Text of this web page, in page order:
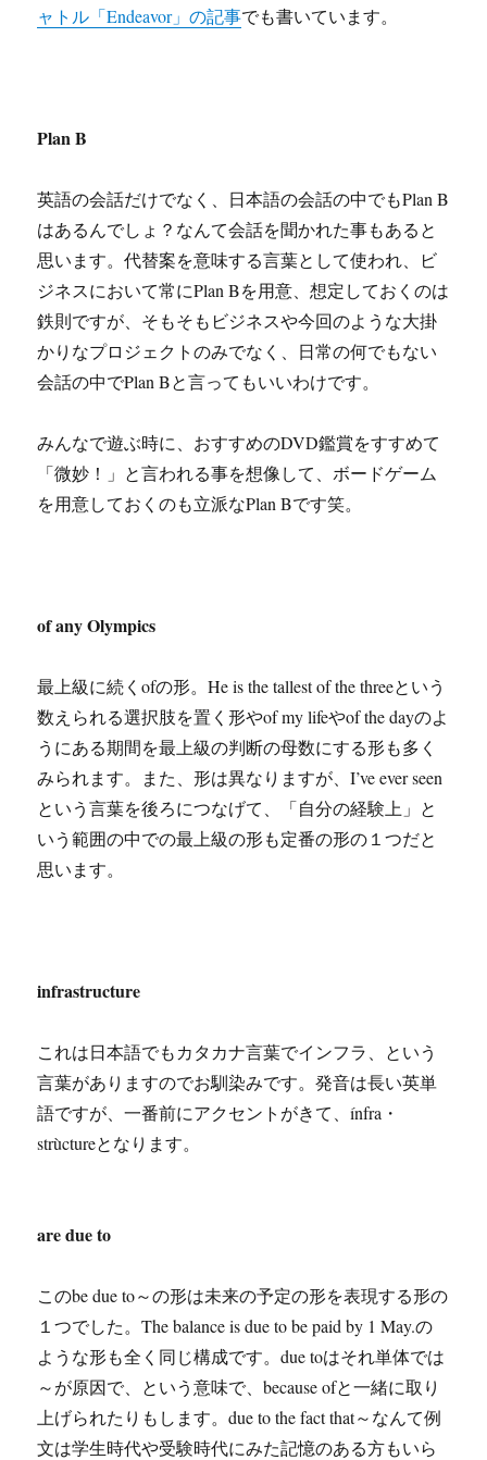
ャトル「Endeavor」の記事でも書いています。
Plan B
英語の会話だけでなく、日本語の会話の中でもPlan B
はあるんでしょ？なんて会話を聞かれた事もあると
思います。代替案を意味する言葉として使われ、ビ
ジネスにおいて常にPlan Bを用意、想定しておくのは
鉄則ですが、そもそもビジネスや今回のような大掛
かりなプロジェクトのみでなく、日常の何でもない
会話の中でPlan Bと言ってもいいわけです。
みんなで遊ぶ時に、おすすめのDVD鑑賞をすすめて
「微妙！」と言われる事を想像して、ボードゲーム
を用意しておくのも立派なPlan Bです笑。
of any Olympics
最上級に続くofの形。He is the tallest of the threeという
数えられる選択肢を置く形やof my lifeやof the dayのよ
うにある期間を最上級の判断の母数にする形も多く
みられます。また、形は異なりますが、I’ve ever seen
という言葉を後ろにつなげて、「自分の経験上」と
いう範囲の中での最上級の形も定番の形の１つだと
思います。
infrastructure
これは日本語でもカタカナ言葉でインフラ、という
言葉がありますのでお馴染みです。発音は長い英単
語ですが、一番前にアクセントがきて、ínfra・
strùctureとなります。
are due to
このbe due to～の形は未来の予定の形を表現する形の
１つでした。The balance is due to be paid by 1 May.の
ような形も全く同じ構成です。due toはそれ単体では
～が原因で、という意味で、because ofと一緒に取り
上げられたりもします。due to the fact that～なんて例
文は学生時代や受験時代にみた記憶のある方もいら